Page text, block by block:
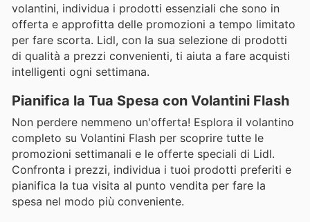
volantini, individua i prodotti essenziali che sono in
offerta e approfitta delle promozioni a tempo limitato
per fare scorta. Lidl, con la sua selezione di prodotti
di qualità a prezzi convenienti, ti aiuta a fare acquisti
intelligenti ogni settimana.
Pianifica la Tua Spesa con Volantini Flash
Non perdere nemmeno un'offerta! Esplora il volantino
completo su Volantini Flash per scoprire tutte le
promozioni settimanali e le offerte speciali di Lidl.
Confronta i prezzi, individua i tuoi prodotti preferiti e
pianifica la tua visita al punto vendita per fare la
spesa nel modo più conveniente.